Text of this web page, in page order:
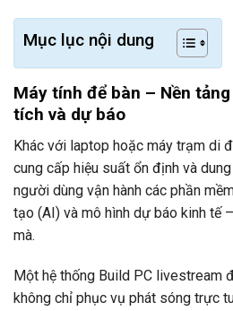
Mục lục nội dung
Máy tính để bàn – Nền
tích và dự báo
Khác với laptop hoặc máy trạm di
cung cấp hiệu suất ổn định và
người dùng vận hành các phần
tạo (AI) và mô hình dự báo kinh tế
mà.
Một hệ thống Build PC livestream
không chỉ phục vụ phát sóng trực